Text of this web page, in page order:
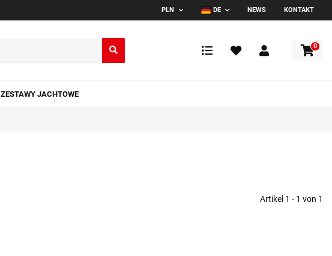
PLN DE NEWS KONTAKT
0
ZESTAWY JACHTOWE
Artikel 1 - 1 von 1